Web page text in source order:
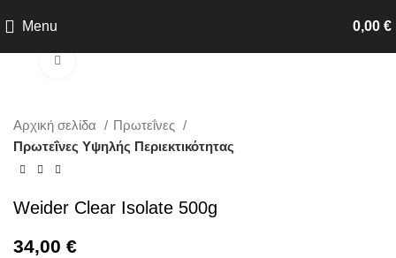
Menu 0,00 €
Αρχική σελίδα
Πρωτεΐνες
Πρωτεΐνες Υψηλής Περιεκτικότητας
Weider Clear Isolate 500g
34,00 €